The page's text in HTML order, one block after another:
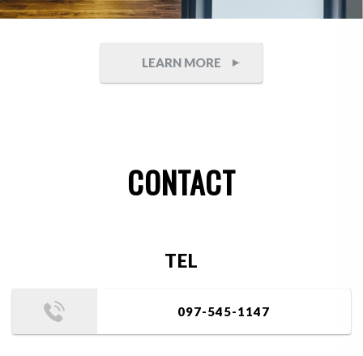
LEARN MORE
CONTACT
TEL
097-545-1147